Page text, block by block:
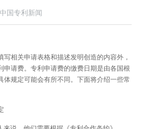
中国专利新闻
写相关申请表格和描述发明创造的内容外，
申请费。专利申请费的缴费日期是由各国根
体规定可能会有所不同。下面将介绍一些常